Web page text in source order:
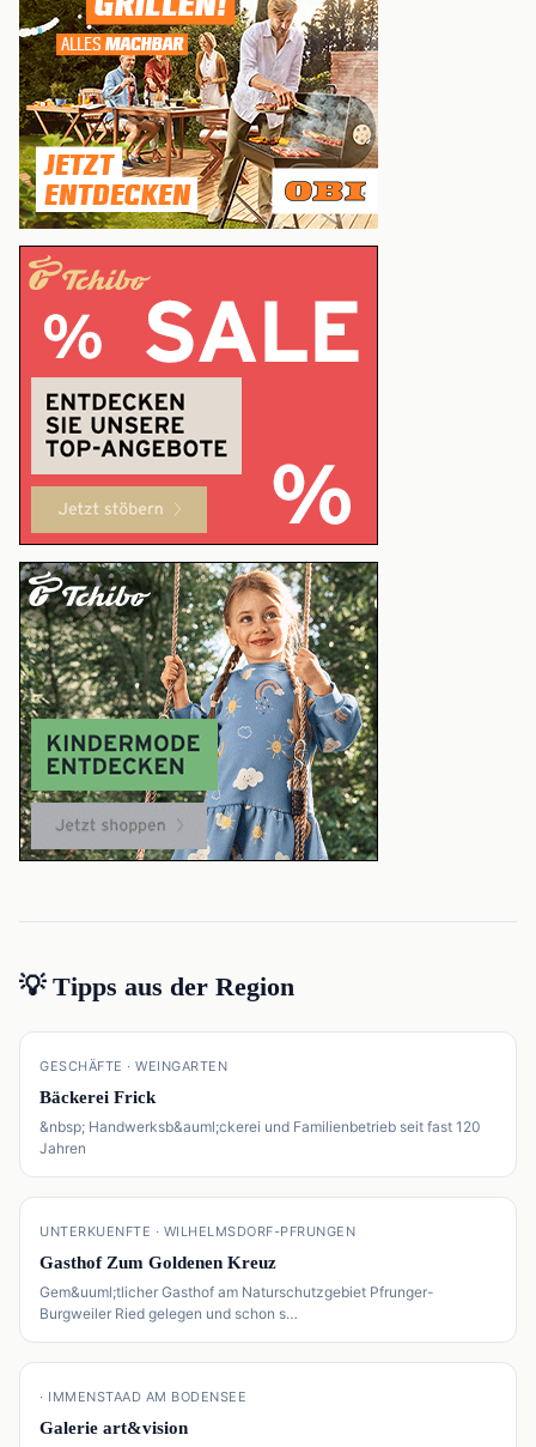
💡 Tipps aus der Region
📍
GESCHÄFTE · WEINGARTEN
Bäckerei Frick
&nbsp; Handwerksb&auml;ckerei und Familienbetrieb seit fast 120
Jahren
📍
UNTERKUENFTE · WILHELMSDORF-PFRUNGEN
Gasthof Zum Goldenen Kreuz
Gem&uuml;tlicher Gasthof am Naturschutzgebiet Pfrunger-
Burgweiler Ried gelegen und schon s…
📍
· IMMENSTAAD AM BODENSEE
Galerie art&vision